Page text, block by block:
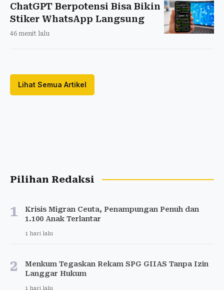
ChatGPT Berpotensi Bisa Bikin
Stiker WhatsApp Langsung
46 menit lalu
Lihat Semua Artikel
Pilihan Redaksi
1
Krisis Migran Ceuta, Penampungan Penuh dan
1.100 Anak Terlantar
1 hari lalu
2
Menkum Tegaskan Rekam SPG GIIAS Tanpa Izin
Langgar Hukum
1 hari lalu